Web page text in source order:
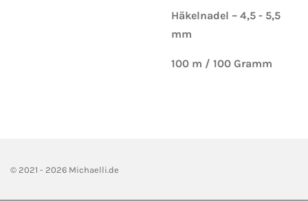
Häkelnadel – 4,5 - 5,5
mm
100 m / 100 Gramm
© 2021 - 2026 Michaelli.de